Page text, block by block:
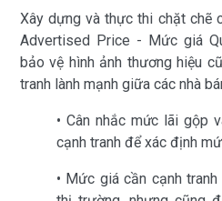
Xây dựng và thực thi chặt chẽ
Advertised Price - Mức giá
bảo vệ hình ảnh thương hiệu
tranh lành mạnh giữa các nhà
• Cân nhắc mức lãi gộp
cạnh tranh để xác định
• Mức giá cần cạnh